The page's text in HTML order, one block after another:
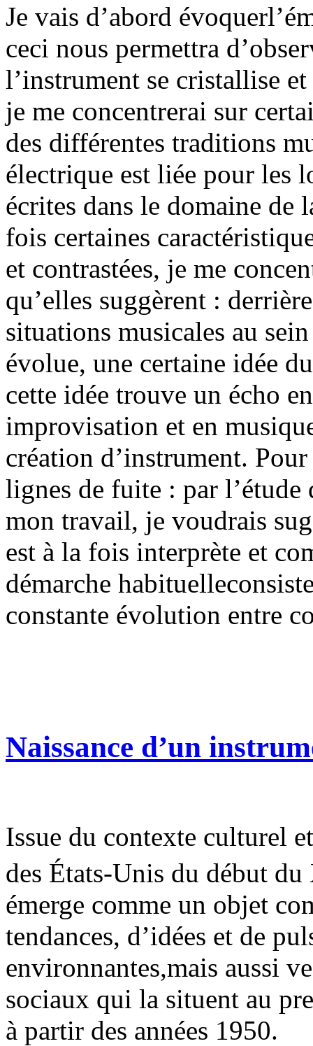
Je vais d’abord
ceci nous permettra
l’instrument se cristallise
je me concentrerai sur
des différentes traditions
électrique est liée pour les
écrites dans le domaine de
fois certaines
et contrastées, je me
qu’elles suggèrent :
situations musicales au
évolue, une certaine idée
cette idée trouve un écho
improvisation et en
création d’instrument.
lignes de fuite : par l’étude
mon travail, je voudrais
est à la fois interprète et
démarche
constante évolution entre
Naissance d’un
Issue du contexte culturel
des États-Unis du début
émerge comme un objet
tendances, d’idées et de
environnantes,mais aussi
sociaux qui la situent au
à partir des années 1950.